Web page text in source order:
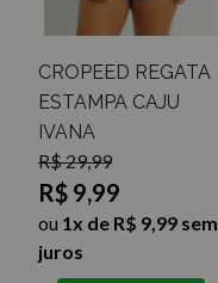
CROPEED REGATA
ESTAMPA CAJU
IVANA
R$ 29,99
R$ 9,99
ou 1x de R$ 9,99 sem
juros